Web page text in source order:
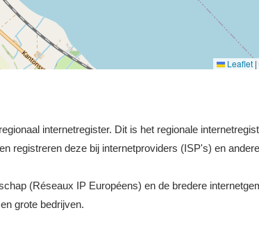
Leaflet |
internetregister. Dit is het regionale
registreren deze bij internetproviders (ISP's) en
(Réseaux IP Européens) en de bredere
grote bedrijven.